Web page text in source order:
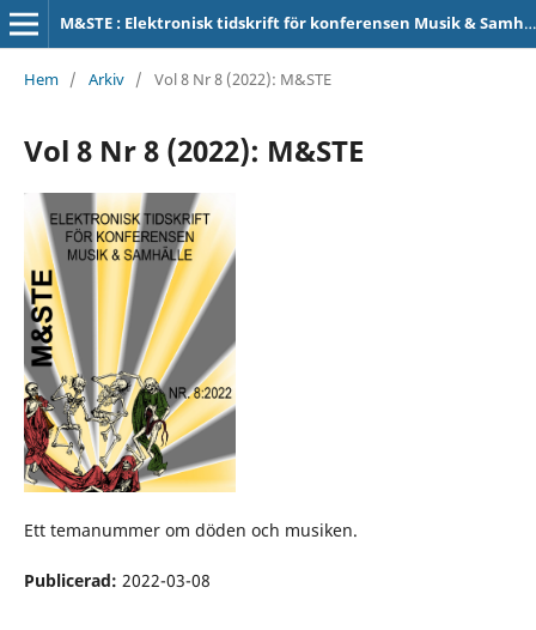
M&STE : Elektronisk tidskrift för konferensen Musik & Samhälle
Hem / Arkiv / Vol 8 Nr 8 (2022): M&STE
Vol 8 Nr 8 (2022): M&STE
Ett temanummer om döden och musiken.
Publicerad: 2022-03-08